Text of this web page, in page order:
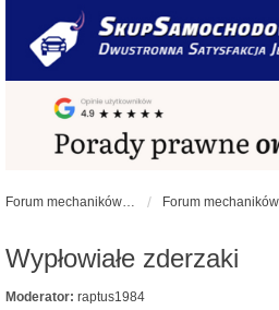
Forum mechaników samochodowych - forum-mechaniczne.pl
Wypłowiałe zderzaki
Moderator: raptus1984